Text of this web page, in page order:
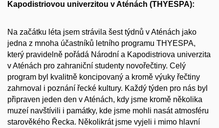
Kapodistriovou univerzitou v Aténách (THYESPA):
Na začátku léta jsem strávila šest týdnů v Aténách jako
jedna z mnoha účastníků letního programu THYESPA,
který pravidelně pořádá Národní a Kapodistriova univerzita
v Aténách pro zahraniční studenty novořečtiny. Celý
program byl kvalitně koncipovaný a kromě výuky řečtiny
zahrnoval i poznání řecké kultury. Každý týden pro nás byl
připraven jeden den v Aténách, kdy jsme kromě několika
muzeí navštívili i památky, kde jsme mohli nasát atmosféru
starověkého Řecka. Několikrát jsme vyjeli i mimo hlavní